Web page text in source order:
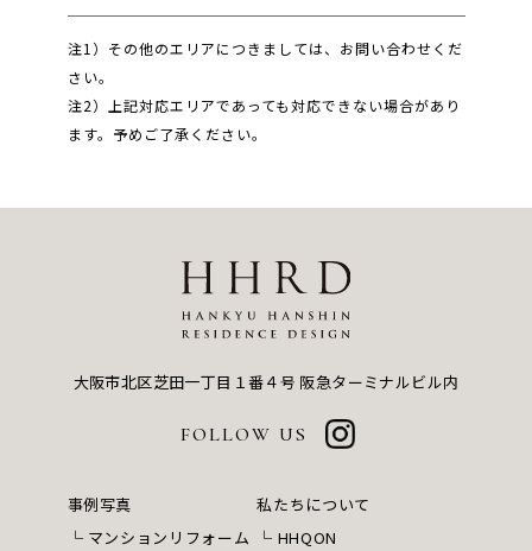
注1）その他のエリアにつきましては、お問い合わせくだ
さい。
注2）上記対応エリアであっても対応できない場合があり
ます。予めご了承ください。
大阪市北区芝田一丁目１番４号 阪急ターミナルビル内
FOLLOW US
事例写真
マンションリフォーム
私たちについて
HHQON